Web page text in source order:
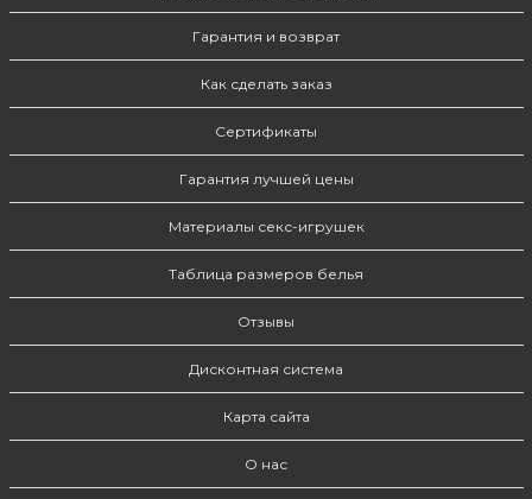
Гарантия и возврат
Как сделать заказ
Сертификаты
Гарантия лучшей цены
Материалы секс-игрушек
Таблица размеров белья
Отзывы
Дисконтная система
Карта сайта
О нас